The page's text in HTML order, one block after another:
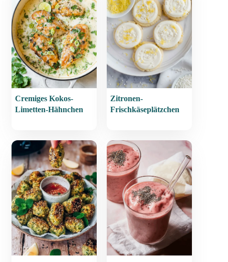
Cremiges Kokos-
Limetten-Hähnchen
Zitronen-
Frischkäseplätzchen